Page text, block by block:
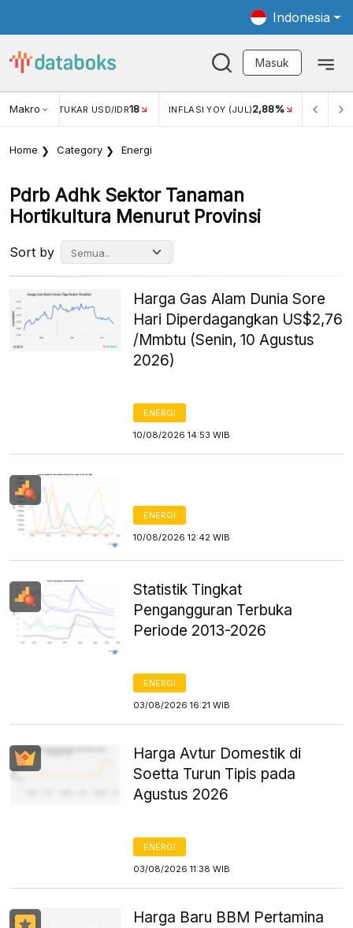
Indonesia
Masuk
Makro
USD/IDR 18 INFLASI YOY (JUL) 2,88% INFLASI MOM (JUL) -
Home Category Energi
Pdrb Adhk Sektor Tanaman
Hortikultura Menurut Provinsi
Sort by
Harga Gas Alam Dunia Sore
Hari Diperdagangkan US$2,76
/Mmbtu (Senin, 10 Agustus
2026)
ENERGI
10/08/2026 14:53 WIB
ENERGI
10/08/2026 12:42 WIB
Statistik Tingkat
Pengangguran Terbuka
Periode 2013-2026
ENERGI
03/08/2026 16:21 WIB
Harga Avtur Domestik di
Soetta Turun Tipis pada
Agustus 2026
ENERGI
03/08/2026 11:38 WIB
Harga Baru BBM Pertamina